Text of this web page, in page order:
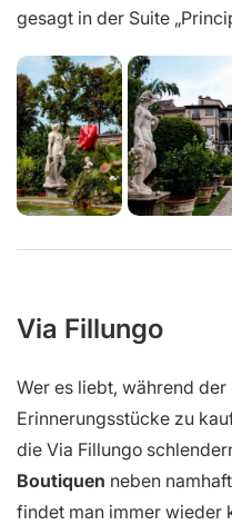
gesagt in der Suite
Via Fillungo
Wer es liebt, während der
Erinnerungsstücke zu
die Via Fillungo
Boutiquen neben
findet man immer wieder